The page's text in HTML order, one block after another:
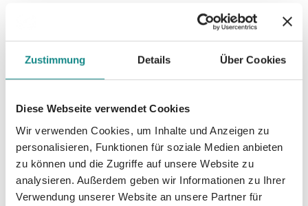
Zustimmung Details Über Cookies
Diese Webseite verwendet Cookies
Wir verwenden Cookies, um Inhalte und Anzeigen zu
personalisieren, Funktionen für soziale Medien anbieten
zu können und die Zugriffe auf unsere Website zu
analysieren. Außerdem geben wir Informationen zu Ihrer
Verwendung unserer Website an unsere Partner für
Marc scheint sie nicht in dem Maße zu
unterstützen, wie sie es erwartet hat. Zum
den ersten Wochen. Für Lu beginnt mit
dieser Weltreise eine bedeutsame
und sie daran erinnern, was ihr in ihrem
Leben fehlt.